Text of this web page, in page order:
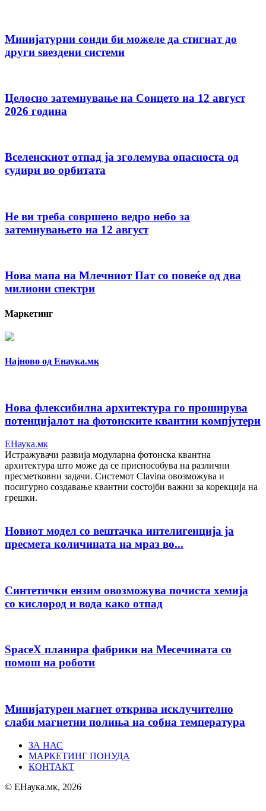
Минијатурни сонди би можеле да стигнат до
други ѕвездени системи
Целосно затемнување на Сонцето на 12 август
2026 година
Вселенскиот отпад ја зголемува опасноста од
судири во орбитата
Не ви треба совршено ведро небо за
затемнувањето на 12 август
Нова мапа на Млечниот Пат со повеќе од два
милиони спектри
Маркетинг
Најново од Енаука.мк
Нова флексибилна архитектура го проширува
потенцијалот на фотонските квантни компјутери
ЕНаука.мк
Истражувачи развија модуларна фотонска квантна
архитектура што може да се приспособува на различни
пресметковни задачи. Системот Clavina овозможува и
посигурно создавање квантни состојби важни за корекција на
грешки.
Новиот модел со вештачка интелигенција ја
пресмета количината на мраз во...
Синтетички ензим овозможува почиста хемија
со кислород и вода како отпад
SpaceX планира фабрики на Месечината со
помош на роботи
Минијатурен магнет открива исклучително
слаби магнетни полиња на собна температура
ЗА НАС
МАРКЕТИНГ ПОНУДА
КОНТАКТ
© ЕНаука.мк, 2026